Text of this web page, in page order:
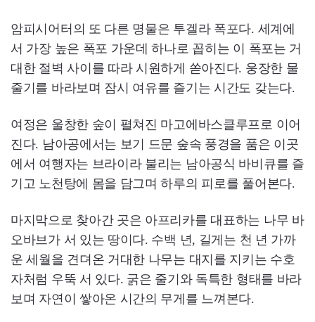
암피시어터의 또 다른 명물은 투겔라 폭포다. 세계에
서 가장 높은 폭포 가운데 하나로 꼽히는 이 폭포는 거
대한 절벽 사이를 따라 시원하게 쏟아진다. 웅장한 물
줄기를 바라보며 잠시 여유를 즐기는 시간도 갖는다.
여정은 울창한 숲이 펼쳐진 마고에바스클루프로 이어
진다. 남아공에서는 보기 드문 숲속 풍경을 품은 이곳
에서 여행자는 브라이라 불리는 남아공식 바비큐를 즐
기고 노천탕에 몸을 담그며 하루의 피로를 풀어본다.
마지막으로 찾아간 곳은 아프리카를 대표하는 나무 바
오바브가 서 있는 땅이다. 수백 년, 길게는 천 년 가까
운 세월을 견뎌온 거대한 나무는 대지를 지키는 수호
자처럼 우뚝 서 있다. 굵은 줄기와 독특한 형태를 바라
보며 자연이 쌓아온 시간의 무게를 느껴본다.